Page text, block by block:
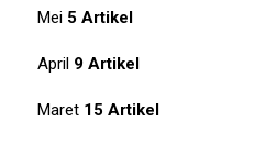
Mei 5 Artikel
April 9 Artikel
Maret 15 Artikel